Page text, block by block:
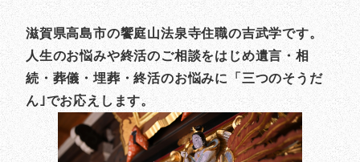
者
滋賀県高島市の饗庭山法泉寺住職の吉武学です。
人生のお悩みや終活のご相談をはじめ遺言・相
続・葬儀・埋葬・終活のお悩みに「三つのそうだ
ん｣でお応えします。